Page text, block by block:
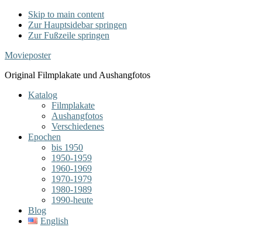
Skip to main content
Zur Hauptsidebar springen
Zur Fußzeile springen
Movieposter
Original Filmplakate und Aushangfotos
Katalog
Filmplakate
Aushangfotos
Verschiedenes
Epochen
bis 1950
1950-1959
1960-1969
1970-1979
1980-1989
1990-heute
Blog
English